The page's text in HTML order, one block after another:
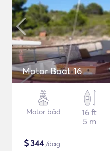
Motor Boat 16
Motor båd
16 ft
5 m
$344/dag